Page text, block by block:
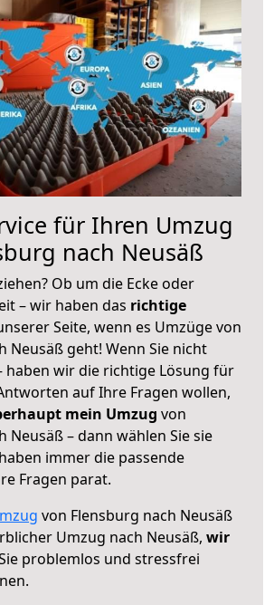
für Ihren Umzug
nach Neusäß
Ob um die Ecke oder
– wir haben das richtige
Seite, wenn es Umzüge von
Neusäß geht! Wenn Sie nicht
haben wir die richtige Lösung für
auf Ihre Fragen wollen,
mein Umzug von
Neusäß – dann wählen Sie sie
immer die passende
Fragen parat.
von Flensburg nach Neusäß
Umzug nach Neusäß, wir
problemlos und stressfrei